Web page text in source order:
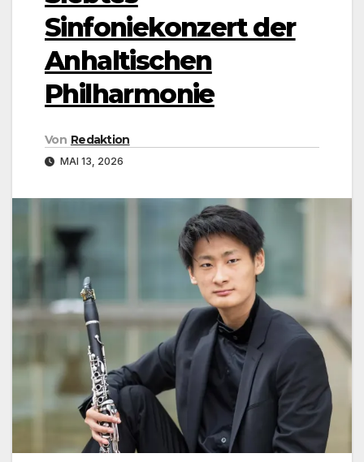
Sinfoniekonzert der
Anhaltischen
Philharmonie
Von Redaktion
MAI 13, 2026